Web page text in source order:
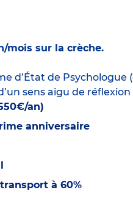
mois sur la crèche.
d’État de Psychologue
sens aigu de réflexion
an)
anniversaire
à 60%